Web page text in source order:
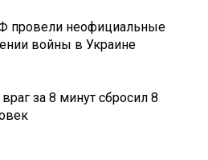
провели неофициальные
войны в Украине
за 8 минут сбросил 8